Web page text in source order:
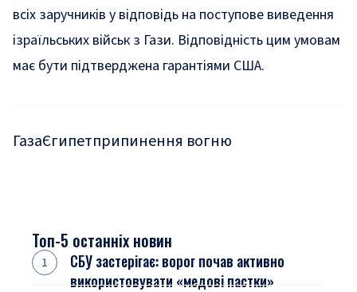
всіх заручників у відповідь на поступове виведення
ізраїльських військ з Гази. Відповідність цим умовам
має бути підтверджена гарантіями США.
ГазаЄгипетприпинення вогню
Топ-5 останніх новин
СБУ застерігає: ворог почав активно
використовувати «медові пастки»